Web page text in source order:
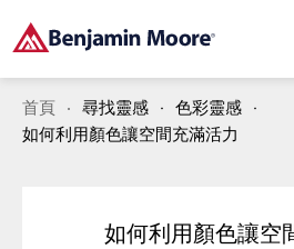
首頁 尋找靈感
色彩靈感
如何利用顏色讓空間充滿活力
如何利用顏色讓空